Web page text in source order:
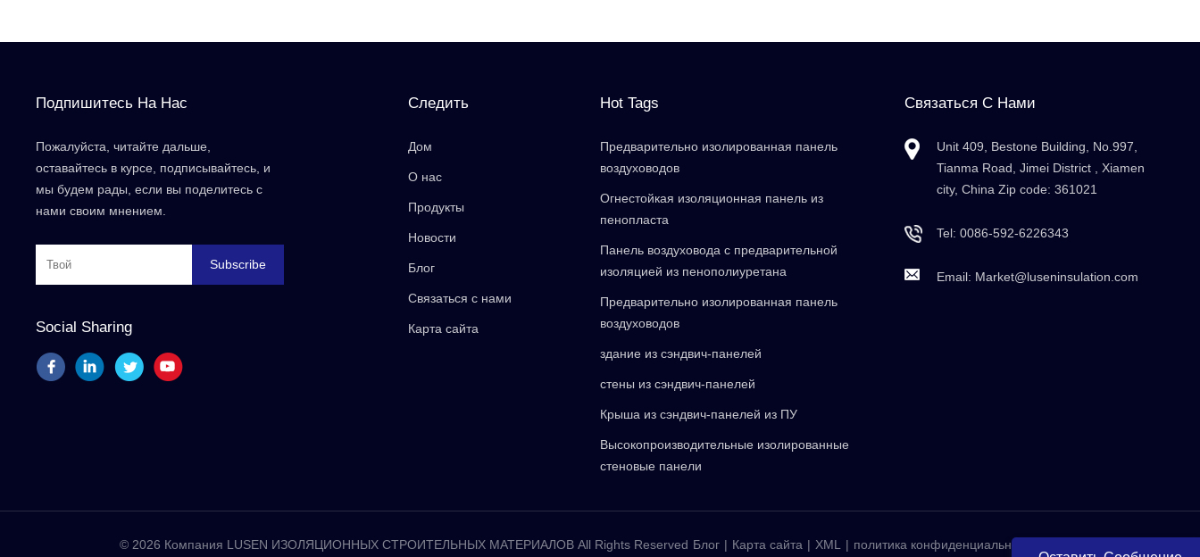
Подпишитесь На Нас
Пожалуйста, читайте дальше,
оставайтесь в курсе, подписывайтесь, и
мы будем рады, если вы поделитесь с
нами своим мнением.
Subscribe
Social Sharing
Следить
Дом
О нас
Продукты
Новости
Блог
Связаться с нами
Карта сайта
Hot Tags
Предварительно изолированная панель
воздуховодов
Огнестойкая изоляционная панель из
пенопласта
Панель воздуховода с предварительной
изоляцией из пенополиуретана
Предварительно изолированная панель
воздуховодов
здание из сэндвич-панелей
стены из сэндвич-панелей
Крыша из сэндвич-панелей из ПУ
Высокопроизводительные изолированные
стеновые панели
Связаться С Нами
Unit 409, Bestone Building, No.997,
Tianma Road, Jimei District , Xiamen
city, China Zip code: 361021
Tel:0086-592-6226343
Email: Market@luseninsulation.com
© 2026 Компания LUSEN ИЗОЛЯЦИОННЫХ СТРОИТЕЛЬНЫХ МАТЕРИАЛОВ All Rights Reserved Блог | Карта сайта | XML | политика конфиденциальности